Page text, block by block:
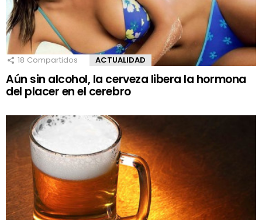
18 Compartidos ACTUALIDAD
Aún sin alcohol, la cerveza libera la hormona
del placer en el cerebro